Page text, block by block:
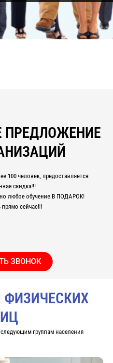
ПРЕДЛОЖЕНИЕ
100 человек, предоставляется
скидка!!!
любое обучение В ПОДАРОК!
сейчас!!!
ЗВОНОК
группам населения